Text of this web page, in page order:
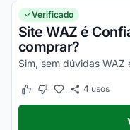
Verificado
Site WAZ é
comprar?
Este cupom funcionou
Este cupom não
4 usos